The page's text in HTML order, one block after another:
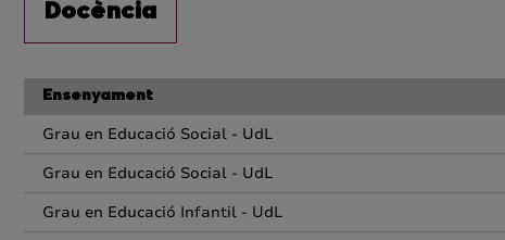
Docència
Ensenyament
Grau en Educació Social - UdL
Grau en Educació Social - UdL
Grau en Educació Infantil - UdL